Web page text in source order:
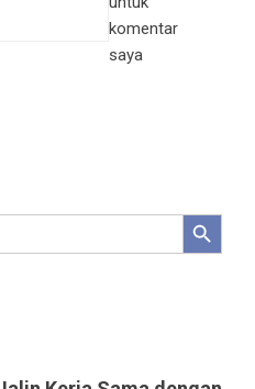
komentar
saya
Search Button